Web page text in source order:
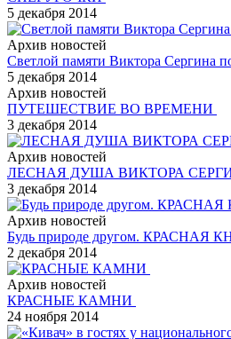
5 декабря 2014
Архив новостей
Светлой памяти Виктора Сергина
5 декабря 2014
Архив новостей
ПУТЕШЕСТВИЕ ВО ВРЕМЕНИ
3 декабря 2014
Архив новостей
ЛЕСНАЯ ДУША ВИКТОРА
3 декабря 2014
Архив новостей
Будь природе другом. КРАСНАЯ
2 декабря 2014
Архив новостей
КРАСНЫЕ КАМНИ
24 ноября 2014